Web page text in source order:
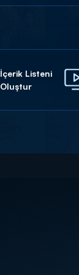
İçerik Listeni
Oluştur